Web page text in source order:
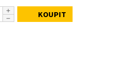
KOUPIT